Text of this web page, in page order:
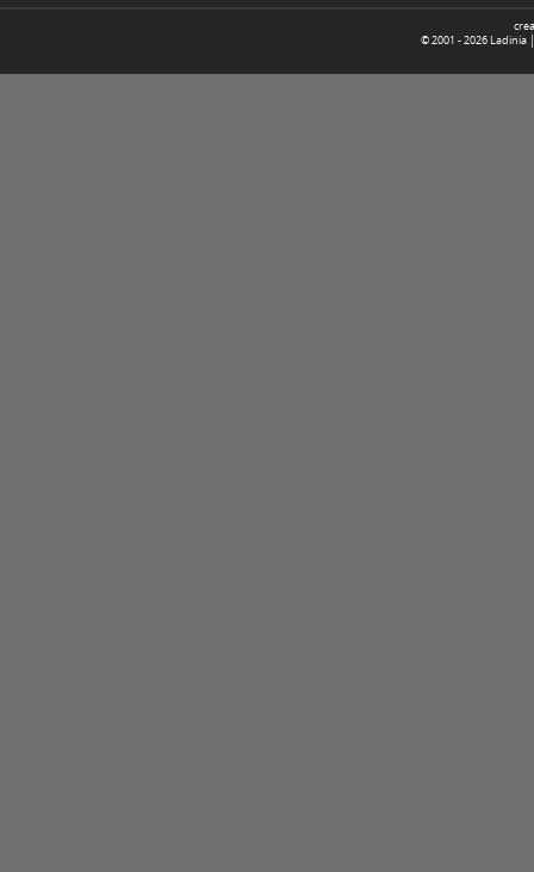
© 2001 -2026 Ladinia